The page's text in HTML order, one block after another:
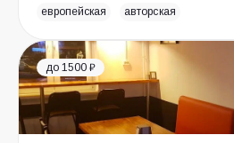
европейская авторская
до 1500 ₽